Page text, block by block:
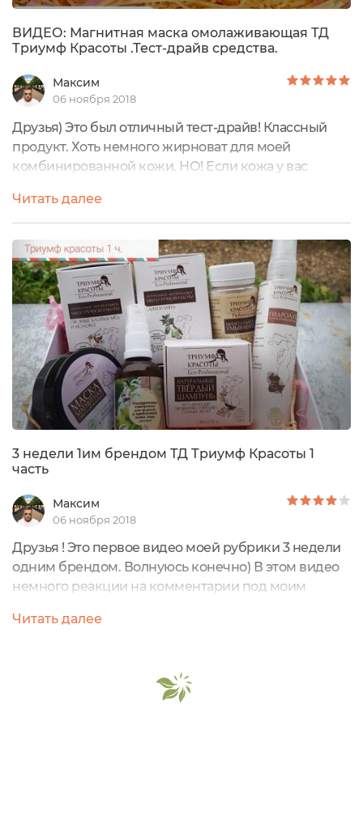
ВИДЕО: Магнитная маска омолаживающая ТД
Триумф Красоты .Тест-драйв средства.
Максим
06 ноября 2018
Друзья) Это был отличный тест-драйв! Классный
продукт. Хоть немного жирноват для моей
комбинированной кожи. НО! Если кожа у вас
уверен что продукт подойдет идеально! Мне все
понравилось,хоть отмыть кисточку от маски я так и
не смог ) ну и ладно,зато доволен как слон)
промокнул излишки масла после использования
салфеткой и не так уж и масляно на коже)
вообщем...
Читать далее
3 недели 1им брендом ТД Триумф Красоты 1
часть
Максим
06 ноября 2018
Друзья ! Это первое видео моей рубрики 3 недели
одним брендом. Волнуюсь конечно) В этом видео
немного реакции на комментарии под моим
официального сайта ТД Триумф Красоты о самом
Читать далее